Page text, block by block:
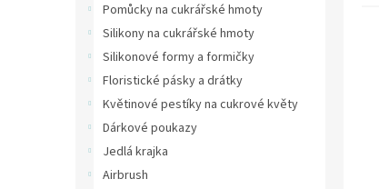
Pomůcky na cukrářské hmoty
Silikony na cukrářské hmoty
Silikonové formy a formičky
Floristické pásky a drátky
Květinové pestíky na cukrové květy
Dárkové poukazy
Jedlá krajka
Airbrush